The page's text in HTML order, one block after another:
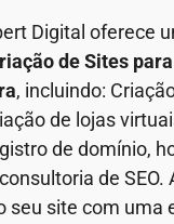
Digital oferece
de Sites para
, incluindo:
de lojas
de domínio,
de SEO.
seu site com uma